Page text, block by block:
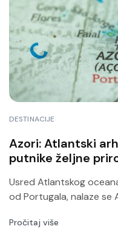
DESTINACIJE
Azori: Atlantski
putnike željne
Usred Atlantskog
od Portugala, nalaze se
Pročitaj više